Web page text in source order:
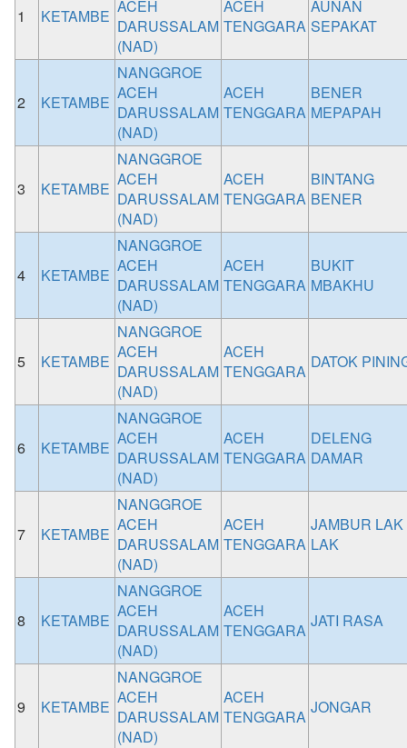
1 KETAMBE ACEH
DARUSSALAM
(NAD)
ACEH
TENGGARA
AUNAN
SEPAKAT
2 KETAMBE
NANGGROE
ACEH
DARUSSALAM
(NAD)
ACEH
TENGGARA
BENER
MEPAPAH
3 KETAMBE
NANGGROE
ACEH
DARUSSALAM
(NAD)
ACEH
TENGGARA
BINTANG
BENER
4 KETAMBE
NANGGROE
ACEH
DARUSSALAM
(NAD)
ACEH
TENGGARA
BUKIT
MBAKHU
5 KETAMBE
NANGGROE
ACEH
DARUSSALAM
(NAD)
ACEH
TENGGARA DATOK
6 KETAMBE
NANGGROE
ACEH
DARUSSALAM
(NAD)
ACEH
TENGGARA
DELENG
DAMAR
7 KETAMBE
NANGGROE
ACEH
DARUSSALAM
(NAD)
ACEH
TENGGARA
JAMBUR LAK
LAK
8 KETAMBE
NANGGROE
ACEH
DARUSSALAM
(NAD)
ACEH
TENGGARA JATI RASA
9 KETAMBE
NANGGROE
ACEH
DARUSSALAM
(NAD)
ACEH
TENGGARA JONGAR